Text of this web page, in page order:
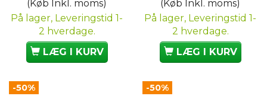
(Køb Inkl. moms)
På lager, Leveringstid 1-
2 hverdage.
LÆG I KURV
(Køb Inkl. moms)
På lager, Leveringstid 1-
2 hverdage.
LÆG I KURV
-50% -50%